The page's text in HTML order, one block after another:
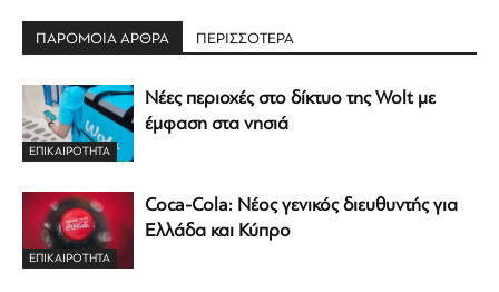
ΠΑΡΟΜΟΙΑ ΑΡΘΡΑ ΠΕΡΙΣΣΟΤΕΡΑ
ΕΠΙΚΑΙΡΟΤΗΤΑ
Νέες περιοχές στο δίκτυο της Wolt με
έμφαση στα νησιά
ΕΠΙΚΑΙΡΟΤΗΤΑ
Coca-Cola: Νέος γενικός διευθυντής για
Ελλάδα και Κύπρο